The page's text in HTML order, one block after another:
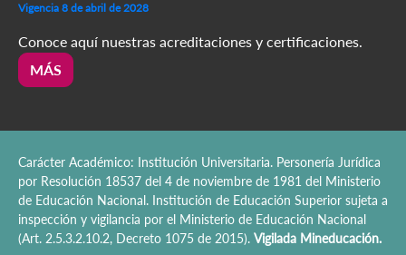
Vigencia 8 de abril de 2028
Conoce aquí nuestras acreditaciones y certificaciones.
MÁS
Carácter Académico: Institución Universitaria. Personería Jurídica
por Resolución 18537 del 4 de noviembre de 1981 del Ministerio
de Educación Nacional. Institución de Educación Superior sujeta a
inspección y vigilancia por el Ministerio de Educación Nacional
(Art. 2.5.3.2.10.2, Decreto 1075 de 2015). Vigilada Mineducación.